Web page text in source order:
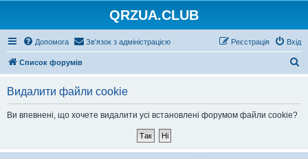
QRZUA.CLUB
Допомога Зв'язок з адміністрацією Вхід
Реєстрація
Список форумів
Видалити файли cookie
Ви впевнені, що хочете видалити усі встановлені форумом файли cookie?